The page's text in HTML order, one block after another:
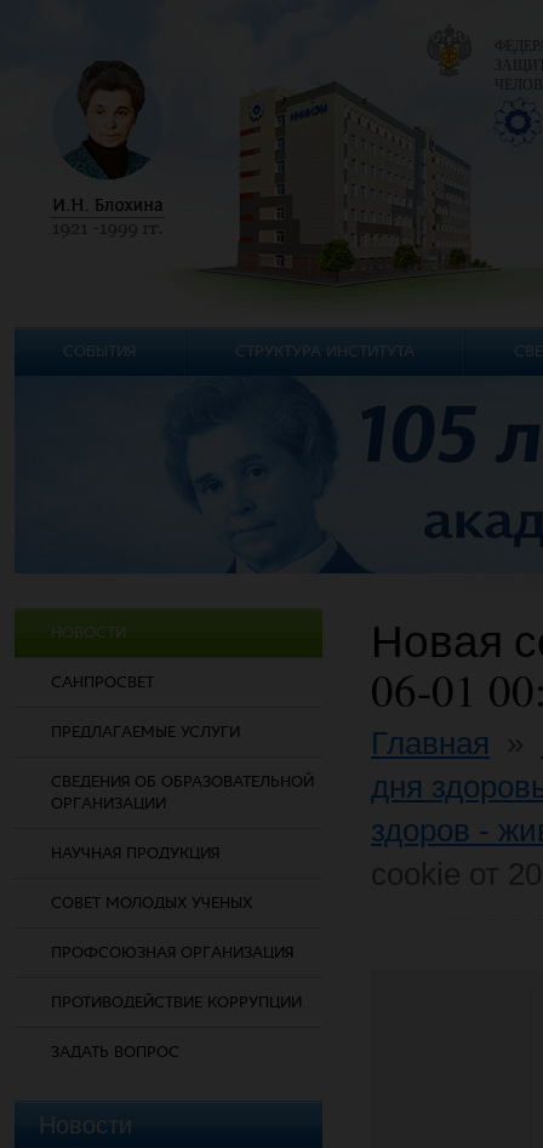
НОВОСТИ
САНПРОСВЕТ
ПРЕДЛАГАЕМЫЕ УСЛУГИ
СВЕДЕНИЯ ОБ ОБРАЗОВАТЕЛЬНОЙ
ОРГАНИЗАЦИИ
НАУЧНАЯ ПРОДУКЦИЯ
СОВЕТ МОЛОДЫХ УЧЕНЫХ
ПРОФСОЮЗНАЯ ОРГАНИЗАЦИЯ
ПРОТИВОДЕЙСТВИЕ КОРРУПЦИИ
ЗАДАТЬ ВОПРОС
Новости
Новая
06-01
Главная
дня
здоров -
СОБЫТИЯ СТРУКТУРА ИНСТИТУТА